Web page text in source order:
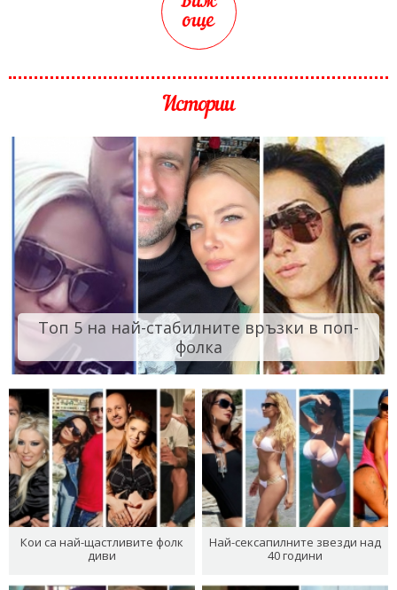
още
Истории
Топ 5 на най-стабилните връзки в поп-
фолка
Кои са най-щастливите фолк
диви
Най-сексапилните звезди над
40 години